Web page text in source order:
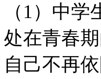
（1）中
处在青春
自己不再